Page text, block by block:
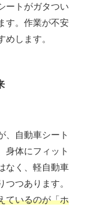
ートがガタつい
す。作業が不安
します。
、自動車シート
身体にフィット
なく、軽自動車
つあります。
ているのが「ホ